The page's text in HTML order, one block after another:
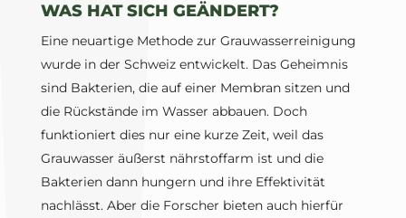
WAS HAT SICH GEÄNDERT?
Eine neuartige Methode zur Grauwasserreinigung
wurde in der Schweiz entwickelt. Das Geheimnis
sind Bakterien, die auf einer Membran sitzen und
die Rückstände im Wasser abbauen. Doch
funktioniert dies nur eine kurze Zeit, weil das
Grauwasser äußerst nährstoffarm ist und die
Bakterien dann hungern und ihre Effektivität
nachlässt. Aber die Forscher bieten auch hierfür